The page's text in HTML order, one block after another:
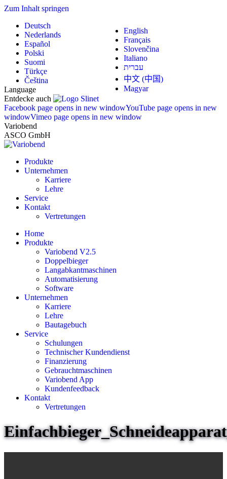
Zum Inhalt springen
Deutsch
English
Nederlands
Français
Español
Slovenčina
Polski
Italiano
Suomi
עברית
Türkçe
中文 (中国)
Čeština
Magyar
Language
Entdecke auch
Facebook page opens in new windowYouTube page opens in new
windowVimeo page opens in new window
Variobend
ASCO GmbH
Produkte
Unternehmen
Karriere
Lehre
Service
Kontakt
Vertretungen
Home
Produkte
Variobend V2.5
Doppelbieger
Langabkantmaschinen
Automatisierung
Software
Unternehmen
Karriere
Lehre
Bautagebuch
Service
Schulungen
Technischer Kundendienst
Finanzierung
Gebrauchtmaschinen
Variobend App
Kundenfeedback
Kontakt
Vertretungen